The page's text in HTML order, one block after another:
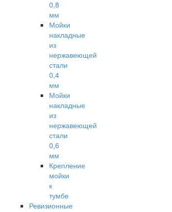
0,8
мм
Мойки
накладные
из
нержавеющей
стали
0,4
мм
Мойки
накладные
из
нержавеющей
стали
0,6
мм
Крепление
мойки
к
тумбе
Ревизионные